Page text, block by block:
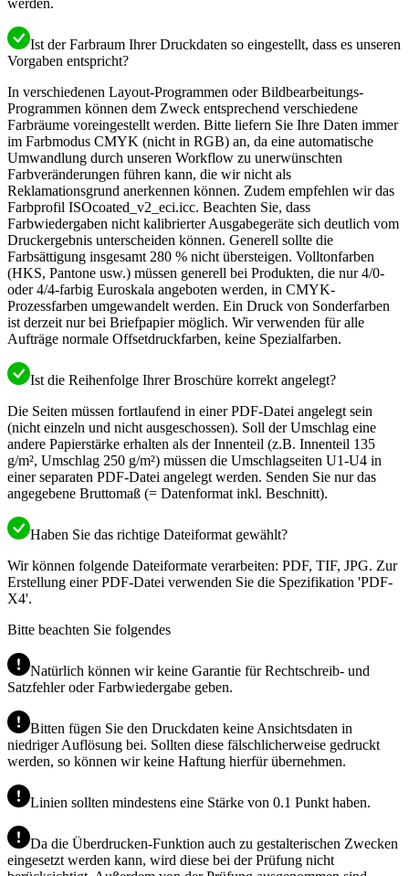
Ist der Farbraum Ihrer Druckdaten so eingestellt, dass es unseren
Vorgaben entspricht?
In verschiedenen Layout-Programmen oder Bildbearbeitungs-
Programmen können dem Zweck entsprechend verschiedene
Farbräume voreingestellt werden. Bitte liefern Sie Ihre Daten immer
im Farbmodus CMYK (nicht in RGB) an, da eine automatische
Umwandlung durch unseren Workflow zu unerwünschten
Farbveränderungen führen kann, die wir nicht als
Reklamationsgrund anerkennen können. Zudem empfehlen wir das
Farbprofil ISOcoated_v2_eci.icc. Beachten Sie, dass
Farbwiedergaben nicht kalibrierter Ausgabegeräte sich deutlich vom
Druckergebnis unterscheiden können. Generell sollte die
Farbsättigung insgesamt 280 % nicht übersteigen. Volltonfarben
(HKS, Pantone usw.) müssen generell bei Produkten, die nur 4/0-
oder 4/4-farbig Euroskala angeboten werden, in CMYK-
Prozessfarben umgewandelt werden. Ein Druck von Sonderfarben
ist derzeit nur bei Briefpapier möglich. Wir verwenden für alle
Aufträge normale Offsetdruckfarben, keine Spezialfarben.
Ist die Reihenfolge Ihrer Broschüre korrekt angelegt?
Die Seiten müssen fortlaufend in einer PDF-Datei angelegt sein
(nicht einzeln und nicht ausgeschossen). Soll der Umschlag eine
andere Papierstärke erhalten als der Innenteil (z.B. Innenteil 135
g/m², Umschlag 250 g/m²) müssen die Umschlagseiten U1-U4 in
einer separaten PDF-Datei angelegt werden. Senden Sie nur das
angegebene Bruttomaß (= Datenformat inkl. Beschnitt).
Haben Sie das richtige Dateiformat gewählt?
Wir können folgende Dateiformate verarbeiten: PDF, TIF, JPG. Zur
Erstellung einer PDF-Datei verwenden Sie die Spezifikation 'PDF-
X4'.
Bitte beachten Sie folgendes
Natürlich können wir keine Garantie für Rechtschreib- und
Satzfehler oder Farbwiedergabe geben.
Bitten fügen Sie den Druckdaten keine Ansichtsdaten in
niedriger Auflösung bei. Sollten diese fälschlicherweise gedruckt
werden, so können wir keine Haftung hierfür übernehmen.
Linien sollten mindestens eine Stärke von 0.1 Punkt haben.
Da die Überdrucken-Funktion auch zu gestalterischen Zwecken
eingesetzt werden kann, wird diese bei der Prüfung nicht